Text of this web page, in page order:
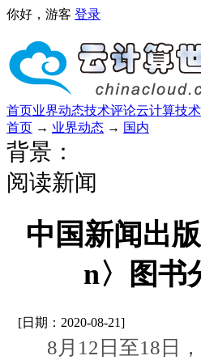
你好，游客 登录
首页业界动态技术评论云计算技术
首页 → 业界动态 → 国内
背景：
阅读新闻
中国新闻出
n〉图书
[日期：2020-08-21]
8月12日至18日，